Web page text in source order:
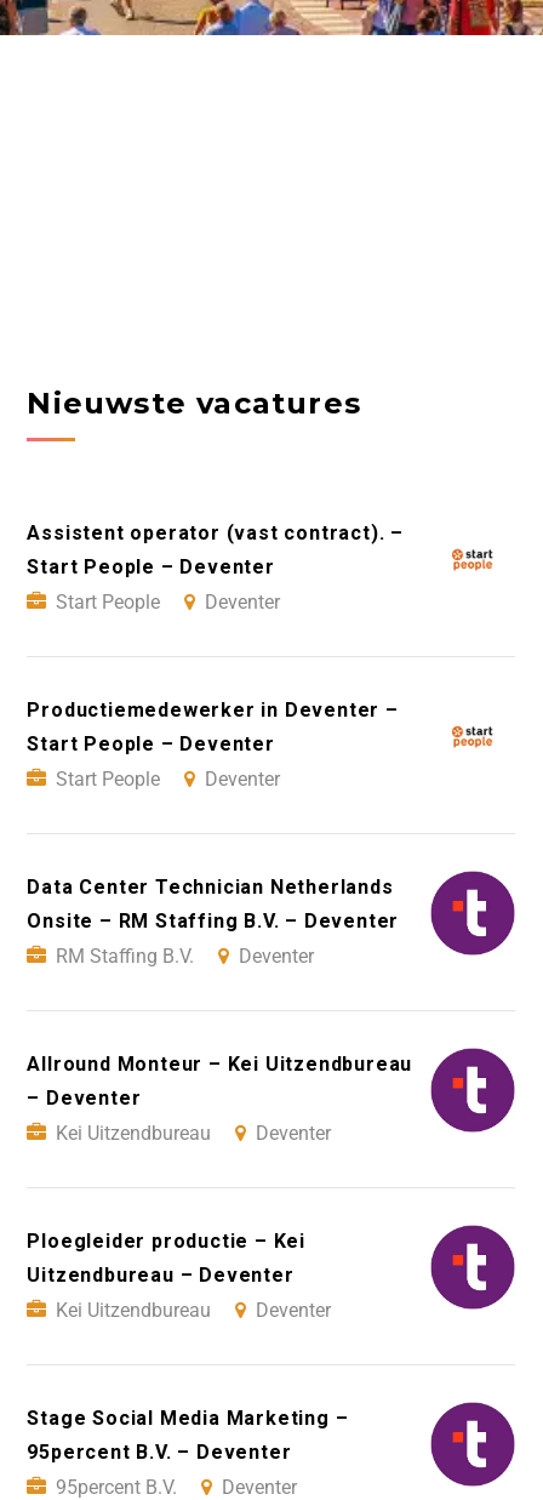
Nieuwste vacatures
Assistent operator (vast contract). –
Start People – Deventer
Start People
Deventer
Productiemedewerker in Deventer –
Start People – Deventer
Start People
Deventer
Data Center Technician Netherlands
Onsite – RM Staffing B.V. – Deventer
RM Staffing B.V.
Deventer
Allround Monteur – Kei Uitzendbureau
– Deventer
Kei Uitzendbureau
Deventer
Ploegleider productie – Kei
Uitzendbureau – Deventer
Kei Uitzendbureau
Deventer
Stage Social Media Marketing –
95percent B.V. – Deventer
95percent B.V.
Deventer